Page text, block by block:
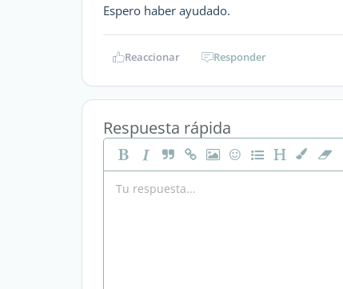
Espero haber ayudado.
Reaccionar Responder
Respuesta rápida